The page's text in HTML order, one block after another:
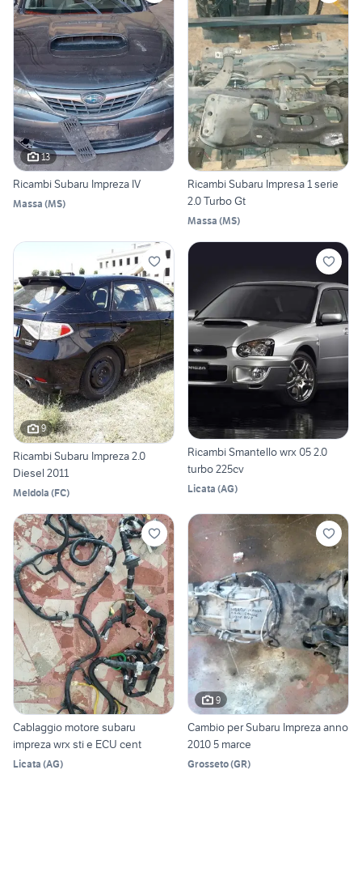
13
Ricambi Subaru Impreza IV
Massa (MS)
Ricambi Subaru Impresa 1 serie
2.0 Turbo Gt
Massa (MS)
9
Ricambi Subaru Impreza 2.0
Diesel 2011
Meldola (FC)
Ricambi Smantello wrx 05 2.0
turbo 225cv
Licata (AG)
Cablaggio motore subaru
impreza wrx sti e ECU cent
Licata (AG)
9
Cambio per Subaru Impreza anno
2010 5 marce
Grosseto(GR)